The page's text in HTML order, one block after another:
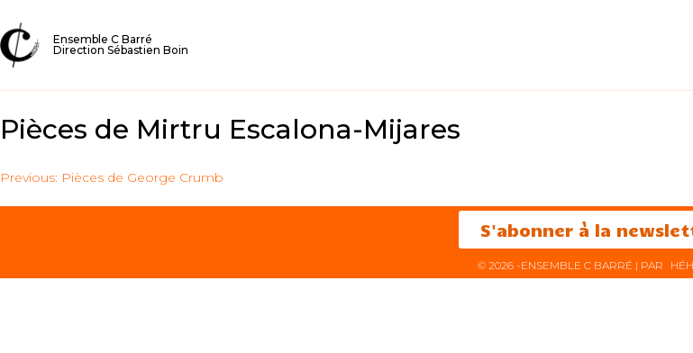
Ensemble C Barré
Direction Sébastien Boin
Pièces de Mirtru Escalona-Mijares
Previous: Pièces de George Crumb
S'abonner à la
© 2026 -ENSEMBLE C BARRÉ | PAR